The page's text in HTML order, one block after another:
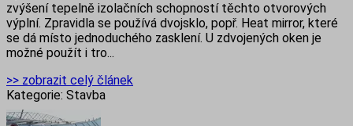
zvýšení tepelně izolačních schopností těchto otvorových
výplní. Zpravidla se používá dvojsklo, popř. Heat mirror, které
se dá místo jednoduchého zasklení. U zdvojených oken je
možné použít i tro...
>> zobrazit celý článek
Kategorie: Stavba